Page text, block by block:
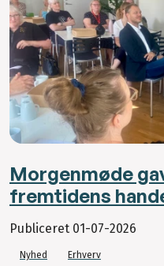
Morgenmøde
fremtidens
Publiceret 01-07-2026
Nyhed Erhverv